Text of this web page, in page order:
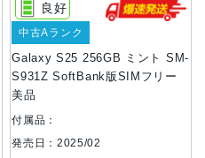
Galaxy S25 256GB ミント SM-
S931Z SoftBank版SIMフリー
美品
良好
中古Aランク
付属品：
発売日：2025/02